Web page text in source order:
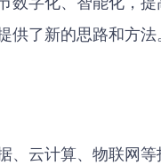
了新的思路和方法
、云计算、物联网